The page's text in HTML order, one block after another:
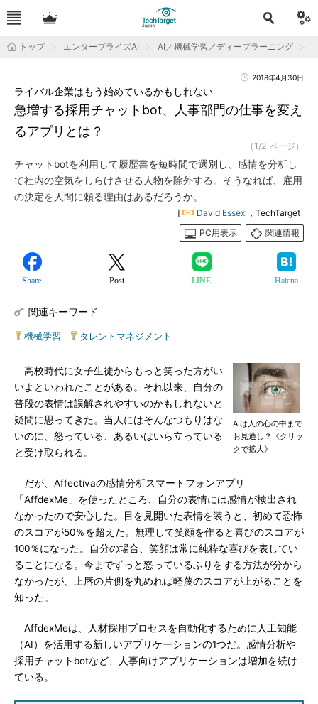
トップ エンタープライズAI AI／機械学習／ディープラーニング
2018年4月30日
急増する採用チャットbot、人事部門の仕事を変え
るアプリとは？
ライバル企業はもう始めているかもしれない
（1/2 ページ）
チャットbotを利用して履歴書を短時間で選別し、感情を分析し
て社内の空気をしらけさせる人物を除外する。そうなれば、雇用
の決定を人間に頼る理由はあるだろうか。
[ David Essex ，TechTarget]
PC用表示
関連情報
Share Post LINE Hatena
関連キーワード
機械学習 タレントマネジメント
AIは人の心の中まで
お見通し？《クリッ
クで拡大》
高校時代に女子生徒からもっと笑った方がい
いよといわれたことがある。それ以来、自分の
普段の表情は誤解されやすいのかもしれないと
疑問に思ってきた。当人にはそんなつもりはな
いのに、怒っている、あるいはいら立っている
と受け取られる。
だが、Affectivaの感情分析スマートフォンアプリ
「AffdexMe」を使ったところ、自分の表情には感情が検出され
なかったので安心した。目を見開いた表情を装うと、初めて恐怖
のスコアが50％を超えた。無理して笑顔を作ると喜びのスコアが
100％になった。自分の場合、笑顔は常に純粋な喜びを表してい
ることになる。今までずっと怒っているふりをする方法が分から
なかったが、上唇の片側を丸めれば軽蔑のスコアが上がることを
知った。
AffdexMeは、人材採用プロセスを自動化するために人工知能
（AI）を活用する新しいアプリケーションの1つだ。感情分析や
採用チャットbotなど、人事向けアプリケーションは増加を続け
ている。